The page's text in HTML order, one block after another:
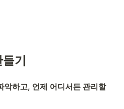
기
악하고, 언제 어디서든 관리할